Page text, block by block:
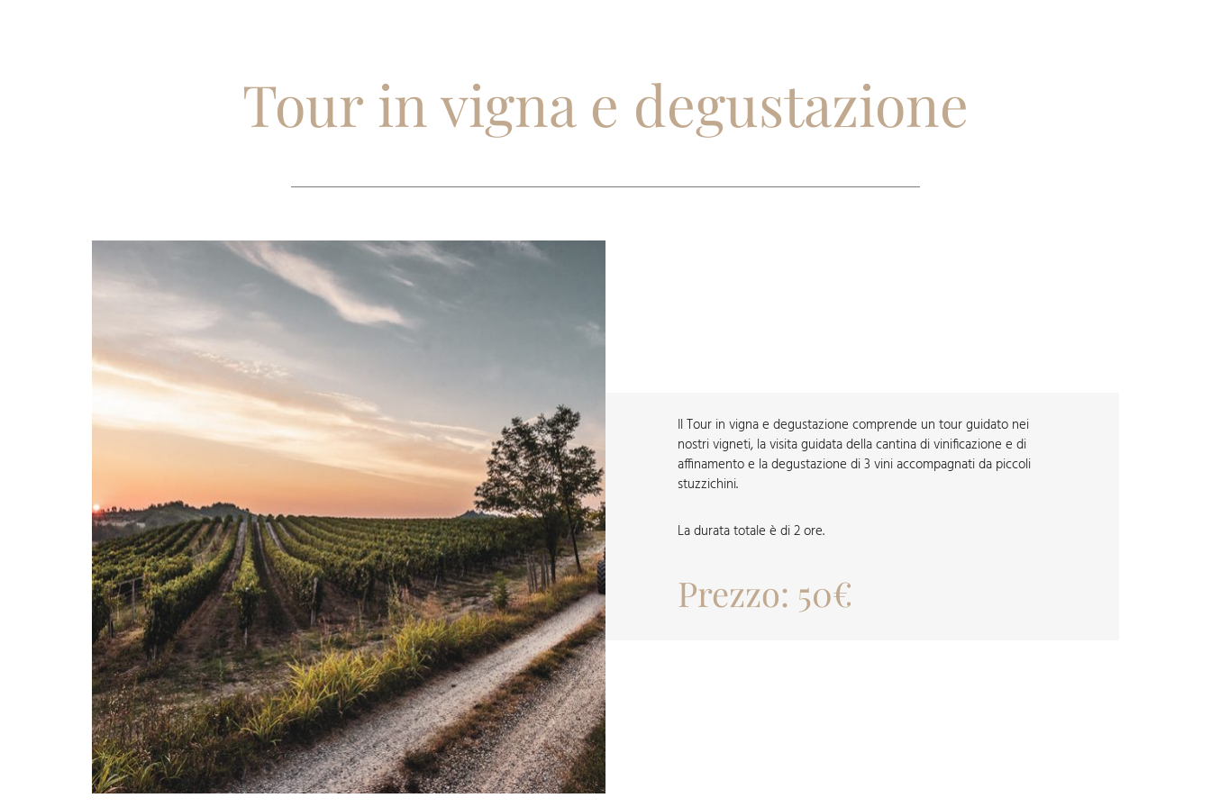
Tour in vigna e degustazione
Il Tour in vigna e degustazione comprende un tour guidato nei
nostri vigneti, la visita guidata della cantina di vinificazione e di
affinamento e la degustazione di 3 vini accompagnati da piccoli
stuzzichini.
La durata totale è di 2 ore.
Prezzo: 50€